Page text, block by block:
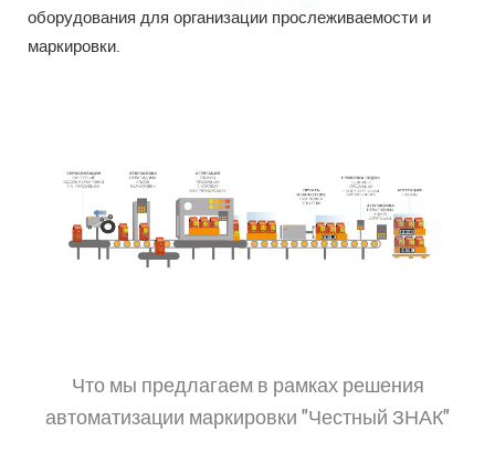
оборудования для организации прослеживаемости и
маркировки.
Что мы предлагаем в рамках решения
автоматизации маркировки "Честный ЗНАК"